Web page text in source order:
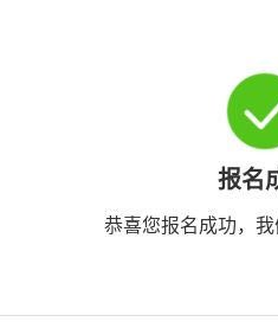
报名
恭喜您报名成功，我